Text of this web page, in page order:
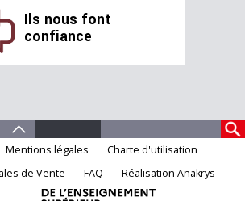
Ils nous font
confiance
Mentions légales
Charte d'utilisation
de Vente
FAQ Réalisation Anakrys